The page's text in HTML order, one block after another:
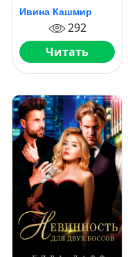
Ивина Кашмир
292
Читать